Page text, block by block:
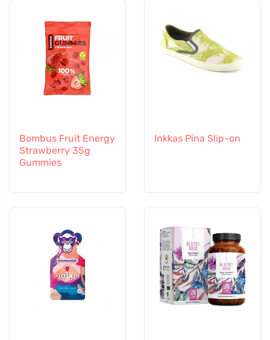
Bombus Fruit Energy
Strawberry 35g
Gummies
Inkkas Pina Slip-on